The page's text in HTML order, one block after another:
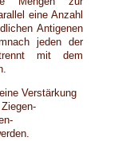
eine Anzahl
Antigenen
jeden der
mit dem
Verstärkung